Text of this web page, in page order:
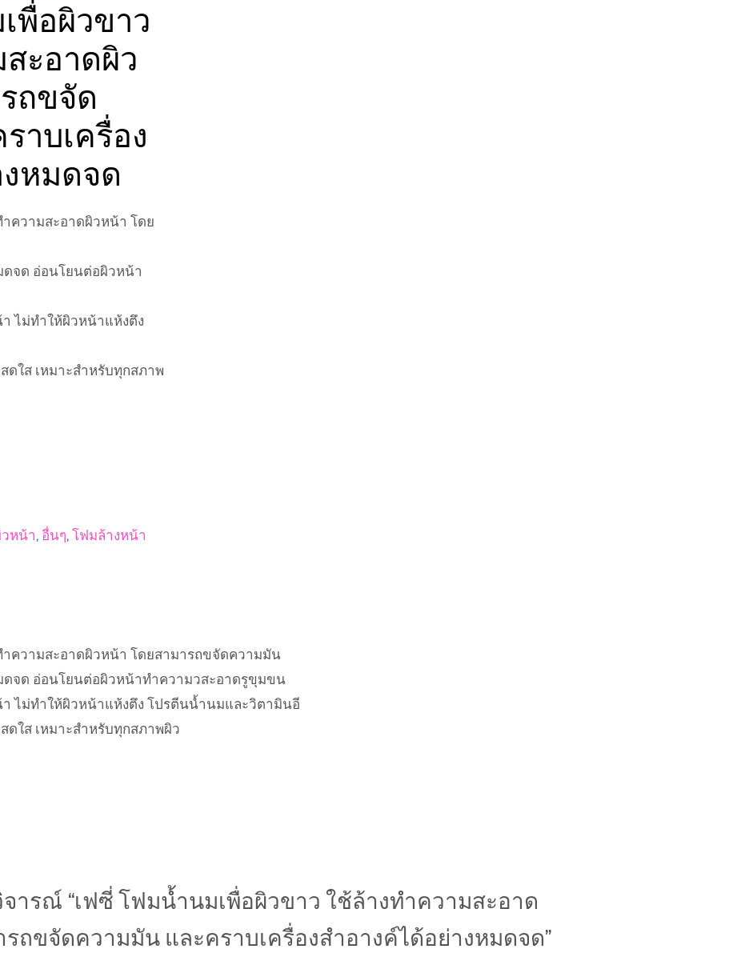
พื่อผิวขาว
ะอาดผิว
ถขจัด
าบเครื่อง
หมดจด
ความสะอาดผิวหน้า โดย
ดจด อ่อนโยนต่อผิวหน้า
ไม่ทำให้ผิวหน้าแห้งตึง
ดใส เหมาะสำหรับทุกสภาพ
หน้า, อื่นๆ, โฟมล้างหน้า
ความสะอาดผิวหน้า โดยสามารถขจัดความมัน
ดจด อ่อนโยนต่อผิวหน้าทำความวสะอาดรูขุมขน
ไม่ทำให้ผิวหน้าแห้งตึง โปรตีนน้ำนมและวิตามินอี
ใส เหมาะสำหรับทุกสภาพผิว
ารณ์ “เฟซี่ โฟมน้ำนมเพื่อผิวขาว ใช้ล้างทำความสะอาด
ถขจัดความมัน และคราบเครื่องสำอางค์ได้อย่างหมดจด”